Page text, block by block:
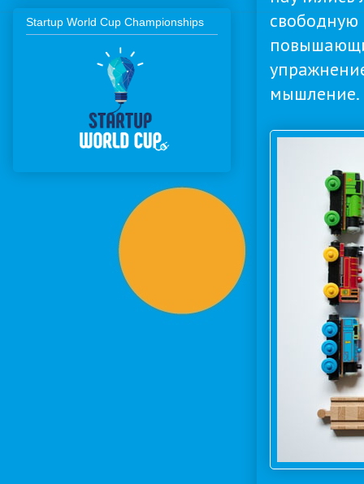
свободную
мышление.
Startup World Cup Championships